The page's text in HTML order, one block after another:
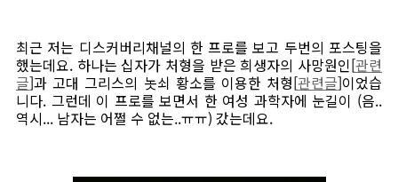
최근 저는 디스커버리채널의 한 프로를 보고 두번의 포스팅을
했는데요. 하나는 십자가 처형을 받은 희생자의 사망원인[관련
글]과 고대 그리스의 놋쇠 황소를 이용한 처형[관련글]이었습
니다. 그런데 이 프로를 보면서 한 여성 과학자에 눈길이 (음..
역시... 남자는 어쩔 수 없는..ㅠㅠ) 갔는데요.